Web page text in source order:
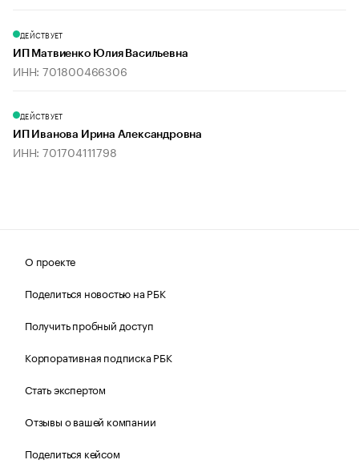
ДЕЙСТВУЕТ
ИП Матвиенко Юлия Васильевна
ИНН: 701800466306
ДЕЙСТВУЕТ
ИП Иванова Ирина Александровна
ИНН: 701704111798
О проекте
Поделиться новостью на РБК
Получить пробный доступ
Корпоративная подписка РБК
Стать экспертом
Отзывы о вашей компании
Поделиться кейсом